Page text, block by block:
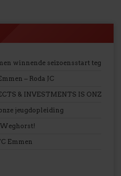
winnende seizoensstart tegen
– Roda JC
& INVESTMENTS IS ONZE
jeugdopleiding
Emmen